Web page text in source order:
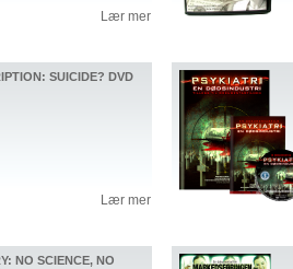
Lær mer
SUICIDE? DVD
Lær mer
NO SCIENCE, NO